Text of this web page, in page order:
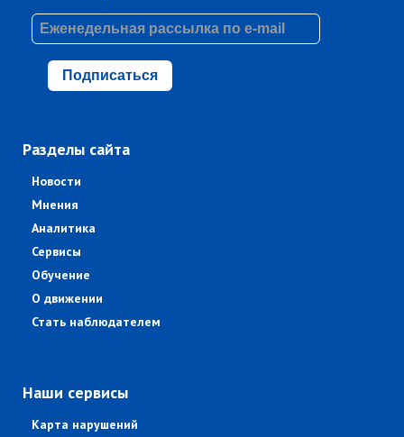
Подписаться
Разделы сайта
Новости
Мнения
Аналитика
Сервисы
Обучение
О движении
Стать наблюдателем
Наши сервисы
Карта нарушений